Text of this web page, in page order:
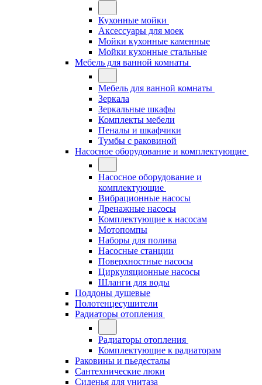
Кухонные мойки
Аксессуары для моек
Мойки кухонные каменные
Мойки кухонные стальные
Мебель для ванной комнаты
Мебель для ванной комнаты
Зеркала
Зеркальные шкафы
Комплекты мебели
Пеналы и шкафчики
Тумбы с раковиной
Насосное оборудование и комплектующие
Насосное оборудование и
комплектующие
Вибрационные насосы
Дренажные насосы
Комплектующие к насосам
Мотопомпы
Наборы для полива
Насосные станции
Поверхностные насосы
Циркуляционные насосы
Шланги для воды
Поддоны душевые
Полотенцесушители
Радиаторы отопления
Радиаторы отопления
Комплектующие к радиаторам
Раковины и пьедесталы
Сантехнические люки
Сиденья для унитаза